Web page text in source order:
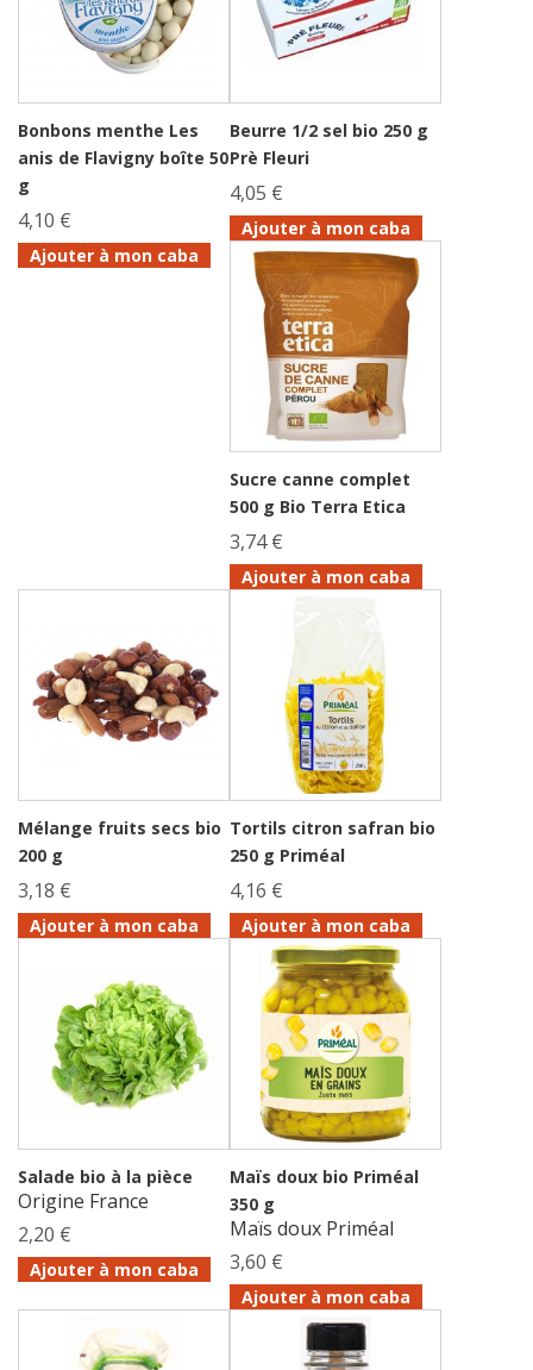
Bonbons menthe Les
anis de Flavigny boîte 50
g
4,10 €
Ajouter à mon caba
Beurre 1/2 sel bio 250 g
Prè Fleuri
4,05 €
Ajouter à mon caba
Sucre canne complet
500 g Bio Terra Etica
3,74 €
Ajouter à mon caba
Mélange fruits secs bio
200 g
3,18 €
Ajouter à mon caba
Tortils citron safran bio
250 g Priméal
4,16 €
Ajouter à mon caba
Salade bio à la pièce
Origine France
2,20 €
Ajouter à mon caba
Maïs doux bio Priméal
350 g
Maïs doux Priméal
3,60 €
Ajouter à mon caba